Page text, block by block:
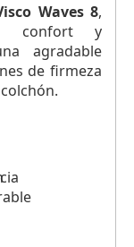
Waves 8,
confort y
agradable
de firmeza